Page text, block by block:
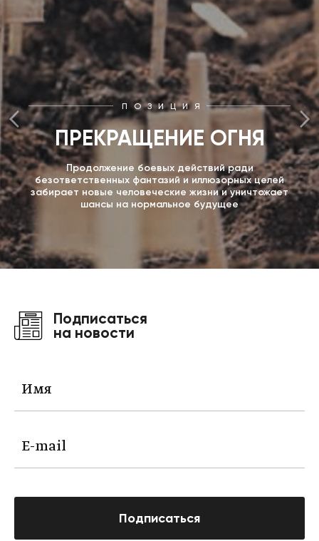
ПОЗИЦИЯ
ПРЕКРАЩЕНИЕ ОГНЯ
Продолжение боевых действий ради
безответственных фантазий и иллюзорных целей
забирает новые человеческие жизни и уничтожает
шансы на нормальное будущее
Подписаться
на новости
Подписаться